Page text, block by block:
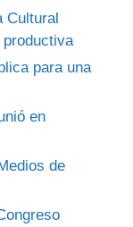
Cultural
para una
en
de